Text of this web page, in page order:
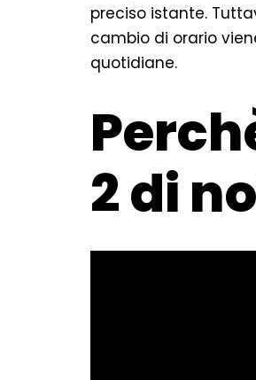
preciso istante.
cambio di orario
quotidiane.
2 di